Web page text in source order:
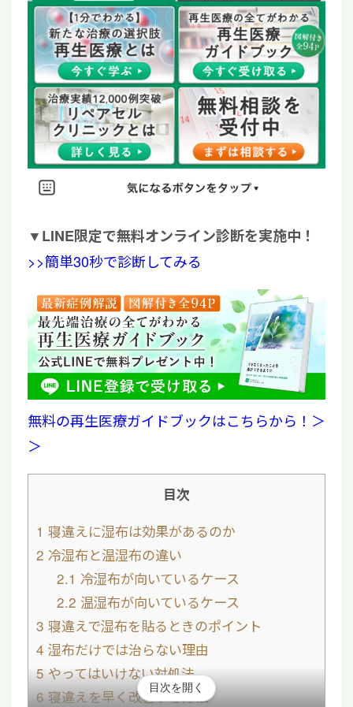
▼LINE限定で無料オンライン診断を実施中！
>>簡単30秒で診断してみる
無料の再生医療ガイドブックはこちらから！＞
＞
目次
1 寝違えに湿布は効果があるのか
2 冷湿布と温湿布の違い
2.1 冷湿布が向いているケース
2.2 温湿布が向いているケース
3 寝違えで湿布を貼るときのポイント
4 湿布だけでは治らない理由
5やってはいけない対処法
6寝違えを早く改善する方法
目次を開く